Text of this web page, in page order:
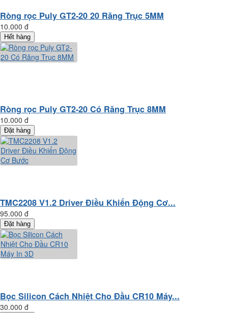
Ròng rọc Puly GT2-20 20 Răng Trục 5MM
10.000 đ
Hết hàng
Ròng rọc Puly GT2-20 Có Răng Trục 8MM
10.000 đ
Đặt hàng
TMC2208 V1.2 Driver Điều Khiển Động Cơ...
95.000 đ
Đặt hàng
Bọc Silicon Cách Nhiệt Cho Đầu CR10 Máy...
30.000 đ